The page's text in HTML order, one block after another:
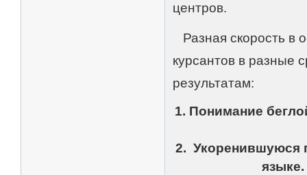
центров.
Разная скорость в
курсантов в разные
результатам:
1. Понимание
2. Укоренившуюся